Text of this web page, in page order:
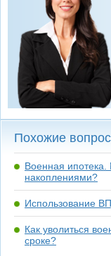
Похожие
Военная ипотека.
накоплениями?
Использование
Как уволиться
сроке?